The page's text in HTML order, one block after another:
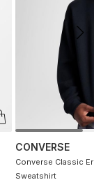
CONVERSE
Converse Classic
Sweatshirt